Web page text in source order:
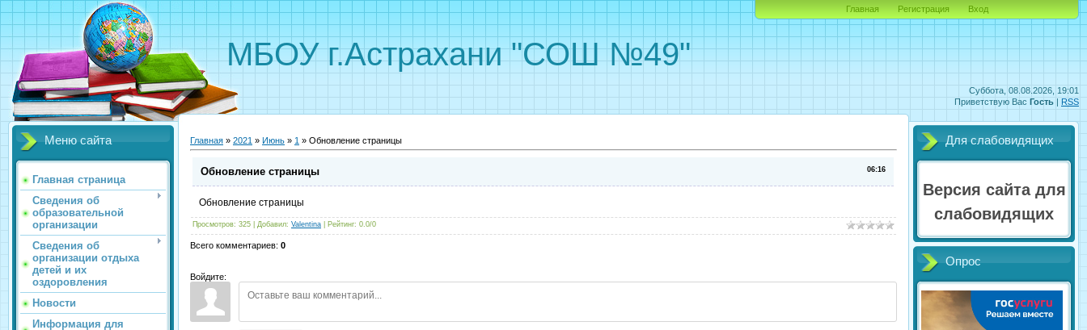
Суббота, 08.08.2026, 19:01
Приветствую Вас Гость | RSS
МБОУ г.Астрахани "СОШ №49"
Главная Регистрация Вход
Меню сайта
Главная страница
Сведения об
образовательной
организации
Сведения об
организации отдыха
детей и их
оздоровления
Новости
Информация для
Главная » 2021 » Июнь » 1 » Обновление страницы
06:16
Обновление страницы
Обновление страницы
Просмотров: 325 Добавил: Valentina Рейтинг: 0.0/0
Всего комментариев: 0
Войдите:
Для слабовидящих
Версия сайта для
слабовидящих
Опрос